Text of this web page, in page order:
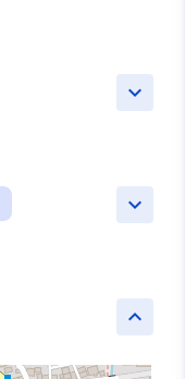
keyboard_arrow_down
keyboard_arrow_down
keyboard_arrow_up